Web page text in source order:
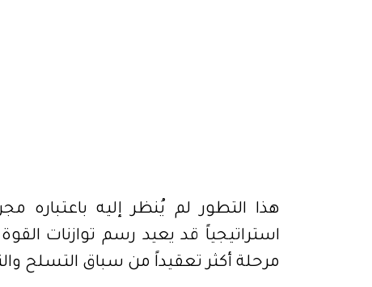
هذا التطور لم يُنظر إليه
استراتيجياً قد يعيد رسم توازنات
مرحلة أكثر تعقيداً من سباق التسلح